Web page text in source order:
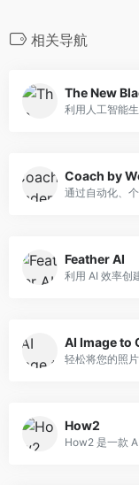
相关导航
The New
利用人工智能
Coach by
通过自动化、
Feather AI
利用 AI 效率创
AI Image to
轻松将您的照
How2